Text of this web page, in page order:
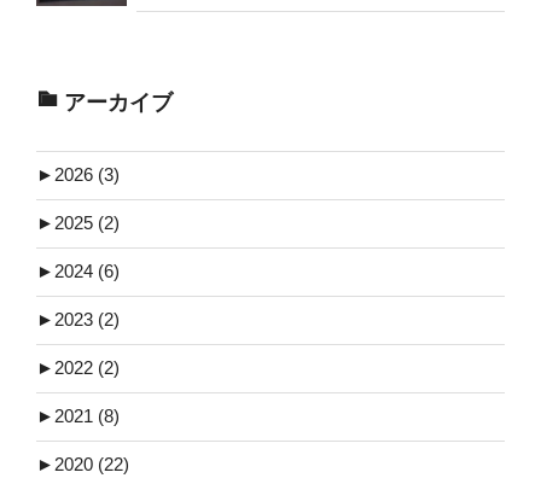
アーカイブ
► 2026 (3)
► 2025 (2)
► 2024 (6)
► 2023 (2)
► 2022 (2)
► 2021 (8)
► 2020 (22)